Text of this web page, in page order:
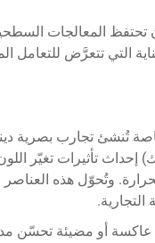
المعالجات السطحية
التي تتعرَّض
تُنشئ تجارب بصرية
تأثيرات تغيّر
وتُحوّل هذه العناصر
أو مضيئة تحسّن